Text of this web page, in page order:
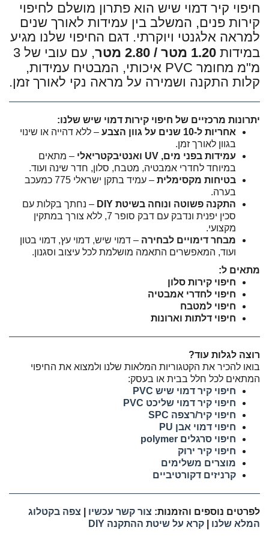
חיפוי קיר דמוי שיש הוא פתרון מושלם לחיפוי
קירות פנים, המשלב בין עמידות לאורך שנים
למראה אלגנטי ויוקרתי. דגם החיפוי שלנו מגיע
במידות 1.20 מטר / 2.80 מטר
, עם עובי של 3
מ"מ מחומר PVC איכותי, המבטיח עמידות,
קלות התקנה ושמירה על מראה נקי לאורך זמן.
יתרונות מרכזיים של חיפוי קירות דמוי שיש שלנו:
אחריות ל-10 שנים על גוון הצבע
– ללא דהייה או שינוי
בגוון לאורך זמן.
עמידות בפני מים, UV ואנטיבקטריאלי
– מתאים
במיוחד לחדרי אמבטיה, מטבח, סלון, חדר שינה ועוד.
בטיחות מקסימלית
– עמיד בתקן ישראלי 775 כמעכב
בערה.
התקנה פשוטה ונוחה בשיטת DIY
– נחתך בקלות עם
סכין יפנית ונדבק עם דבק סופר 7, ללא צורך במתקין
מקצועי.
מבחר דימויים לבחירה – דמוי שיש, דמוי עץ, דמוי בטון
ועוד, המאפשרים התאמה מושלמת לכל עיצוב וסגנון.
מתאים ל:
חיפוי קירות סלון
חיפוי לחדרי אמבטיה
חיפוי למטבח
חיפוי דלתות וארונות
רוצה לגלות עוד?
בואו להכיר את הקטגוריות המלאות שלנו ולמצוא את החיפוי
המתאים לכל חלל בבית או בעסק:
חיפוי קיר דמוי שיש PVC
חיפוי קיר דמוי שליכט PVC
חיפוי קיר/רצפה SPC
חיפוי דמוי אבן PU
חיפוי סרגלים polymer
חיפוי קיר ירוק
מוצרים משלימים
קרניזים דקורטיביים
לפרטים נוספים והזמנות: צור קשר עכשיו
צפה בקטלוג
המלא שלנו
קרא על שיטת ההתקנה DIY